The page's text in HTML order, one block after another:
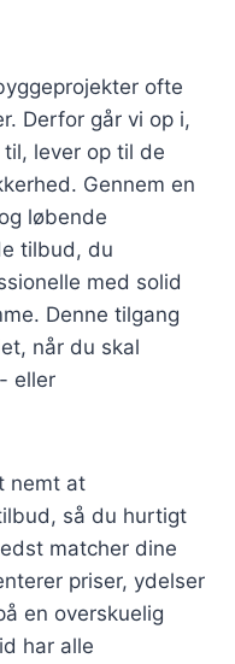
ofte
Derfor går vi op i,
lever op til de
Gennem en
løbende
tilbud, du
med solid
Denne tilgang
når du skal
eller
nemt at
så du hurtigt
matcher dine
priser, ydelser
en overskuelig
har alle